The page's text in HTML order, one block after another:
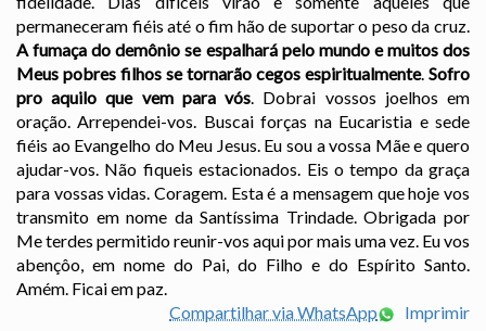
permaneceram fiéis até o fim hão de suportar o peso da cruz.
A fumaça do demônio se espalhará pelo mundo e muitos dos
Meus pobres filhos se tornarão cegos espiritualmente. Sofro
pro aquilo que vem para vós. Dobrai vossos joelhos em
oração. Arrependei-vos. Buscai forças na Eucaristia e sede
fiéis ao Evangelho do Meu Jesus. Eu sou a vossa Mãe e quero
ajudar-vos. Não fiqueis estacionados. Eis o tempo da graça
para vossas vidas. Coragem. Esta é a mensagem que hoje vos
transmito em nome da Santíssima Trindade. Obrigada por
Me terdes permitido reunir-vos aqui por mais uma vez. Eu vos
abençôo, em nome do Pai, do Filho e do Espírito Santo.
Amém. Ficai em paz.
Compartilhar via WhatsApp
Imprimir